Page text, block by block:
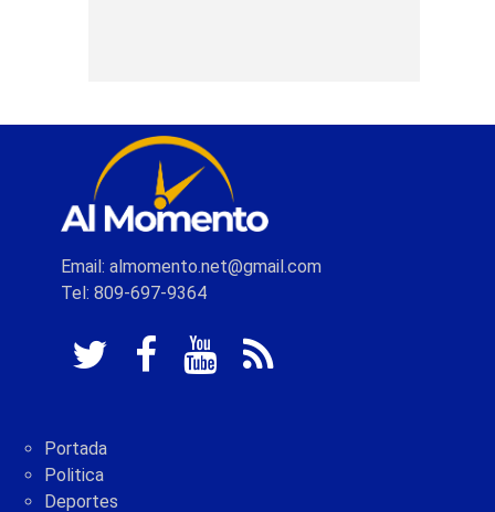
Email: almomento.net@gmail.com
Tel: 809-697-9364
Portada
Politica
Deportes